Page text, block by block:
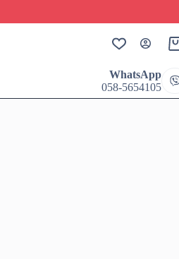
WhatsApp
058-5654105